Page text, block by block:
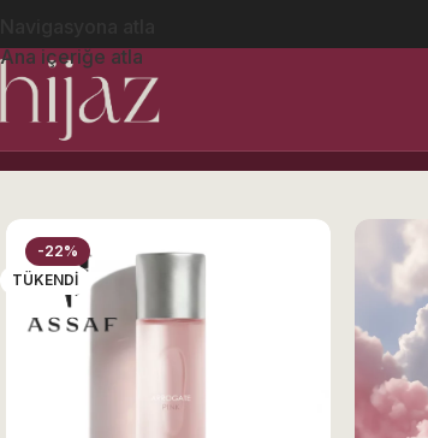
Ana içeriğe atla
Ana Sayfa
-22%
TÜKENDI